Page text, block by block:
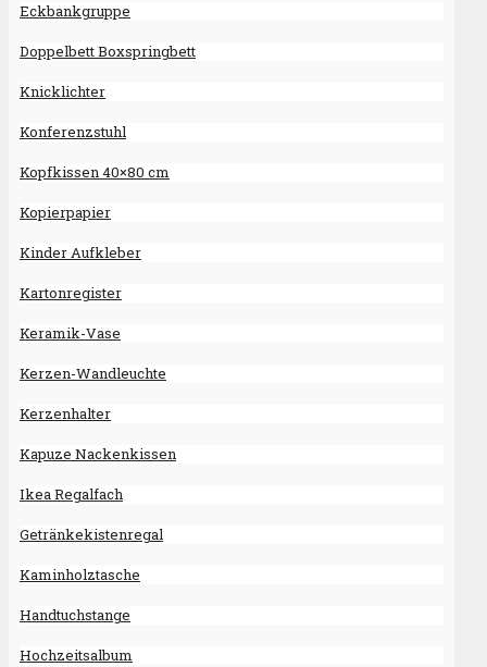
Eckbankgruppe
Doppelbett Boxspringbett
Knicklichter
Konferenzstuhl
Kopfkissen 40×80 cm
Kopierpapier
Kinder Aufkleber
Kartonregister
Keramik-Vase
Kerzen-Wandleuchte
Kerzenhalter
Kapuze Nackenkissen
Ikea Regalfach
Getränkekistenregal
Kaminholztasche
Handtuchstange
Hochzeitsalbum